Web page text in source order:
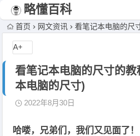
略懂百科
首页 网文资讯 看笔记本电脑的尺寸的
看笔记本电脑的尺寸的
本电脑的尺寸)
2022年8月30日
哈喽，兄弟们，我们又见面了！
A+